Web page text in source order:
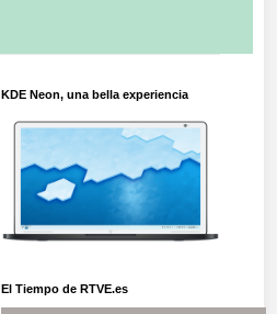
KDE Neon, una bella experiencia
El Tiempo de RTVE.es